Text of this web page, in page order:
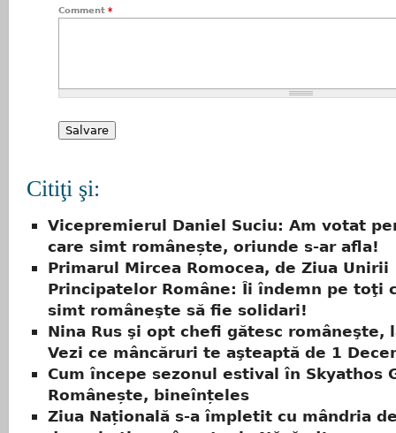
Comment *
Citiţi şi:
Vicepremierul Daniel Suciu: Am votat
care simt românește, oriunde s-ar afla!
Primarul Mircea Romocea, de Ziua Unirii
Principatelor Române: Îi îndemn pe toţi
simt româneşte să fie solidari!
Nina Rus şi opt chefi gătesc româneşte,
Vezi ce mâncăruri te aşteaptă de 1
Cum începe sezonul estival în Skyathos
Românește, bineînțeles
Ziua Națională s-a împletit cu mândria